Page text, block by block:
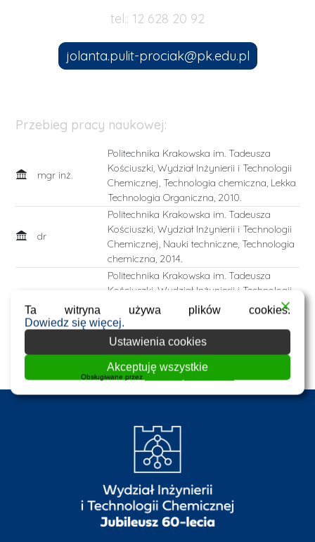
tel.: 12 628 20 92
jolanta.pulit-prociak@pk.edu.pl
Przebieg pracy naukowej:
mgr inż.
Politechnika Krakowska im. Tadeusza
Kościuszki, Wydział Inżynierii i Technologii
Chemicznej, Technologia chemiczna, Lekka
Technologia Organiczna, 2010.
dr
Politechnika Krakowska im. Tadeusza
Kościuszki, Wydział Inżynierii i Technologii
Chemicznej, Nauki techniczne, Technologia
chemiczna, 2014.
Politechnika Krakowska im. Tadeusza
Kościuszki, Wydział Inżynierii i Technologii
Chemicznej, Nauki inżynieryjno-techniczne,
Inżynieria chemiczna, 2022.
Lista publikacji w BPK
Ta witryna używa plików cookies.
Dowiedz się więcej.
Ustawienia cookies
Akceptuję wszystkie
Obsługiwane przez